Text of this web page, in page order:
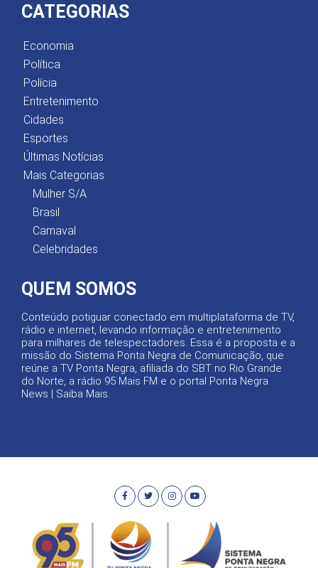
CATEGORIAS
Economia
Política
Polícia
Entretenimento
Cidades
Esportes
Últimas Notícias
Mais Categorias
Mulher S/A
Brasil
Carnaval
Celebridades
QUEM SOMOS
Conteúdo potiguar conectado em multiplataforma de TV,
rádio e internet, levando informação e entretenimento
para milhares de telespectadores. Essa é a proposta e a
missão do Sistema Ponta Negra de Comunicação, que
reúne a TV Ponta Negra, afiliada do SBT no Rio Grande
do Norte, a rádio 95 Mais FM e o portal Ponta Negra
News | Saiba Mais.